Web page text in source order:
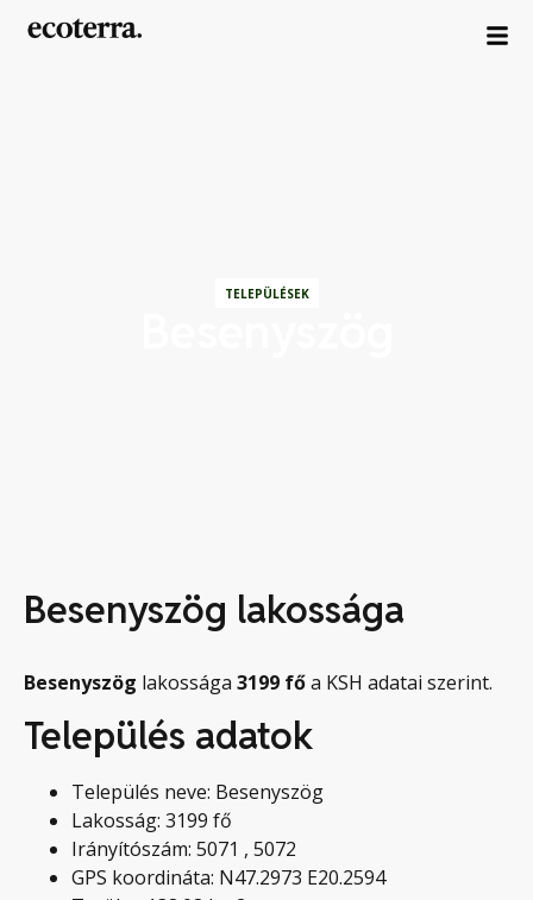
TELEPÜLÉSEK
Besenyszög lakossága
Besenyszög lakossága 3199 főa KSH adatai szerint.
Település adatok
Település neve: Besenyszög
Lakosság: 3199 fő
Irányítószám: 5071 , 5072
GPS koordináta: N47.2973 E20.2594